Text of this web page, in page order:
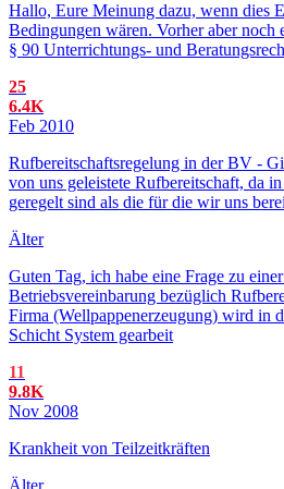
Hallo, Eure Meinung dazu, wenn dies
Bedingungen wären. Vorher aber
§ 90 Unterrichtungs- und
25
6.4K
Feb 2010
Rufbereitschaftsregelung in der BV -
von uns geleistete Rufbereitschaft, da
geregelt sind als die für die wir uns
Älter
Guten Tag, ich habe eine Frage zu
Betriebsvereinbarung bezüglich
Firma (Wellpappenerzeugung) wird in
Schicht System gearbeit
11
9.8K
Nov 2008
Krankheit von Teilzeitkräften